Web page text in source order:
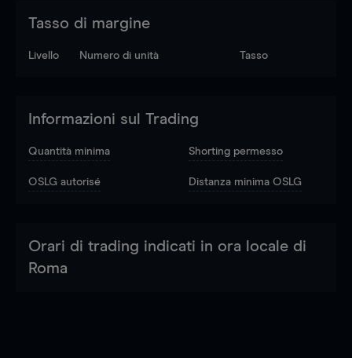
Tasso di margine
Livello Numero di unità Tasso
Informazioni sul Trading
Quantità minima Shorting permesso
OSLG autorisé Distanza minima OSLG
Orari di trading indicati in ora locale di
Roma